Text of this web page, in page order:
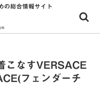
の総合情報サイト
こなすVERSACE
フェンダーチ